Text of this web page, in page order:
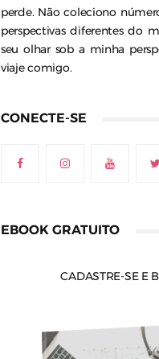
perde. Não coleciono
perspectivas diferentes do
seu olhar sob a minha
viaje comigo.
CONECTE-SE
EBOOK GRATUITO
CADASTRE-SE E